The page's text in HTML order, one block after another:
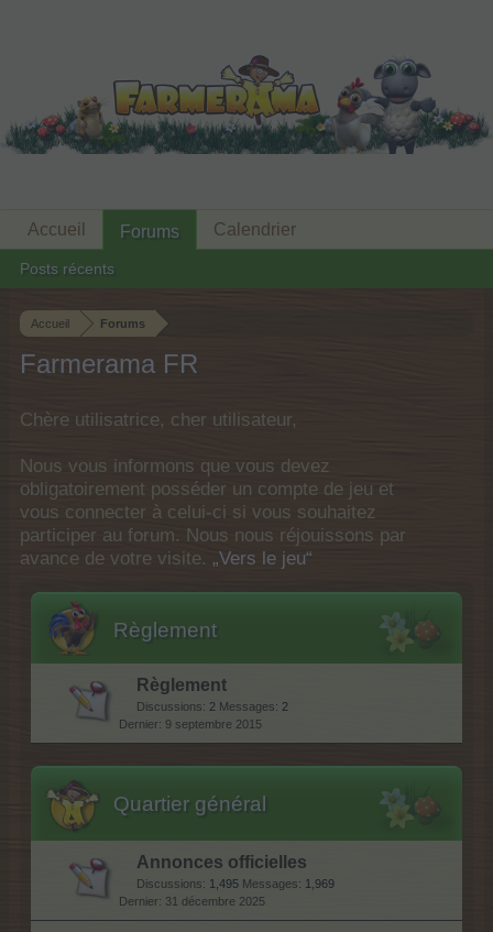
Accueil Forums
Farmerama FR
Chère utilisatrice, cher utilisateur,
Nous vous informons que vous devez
obligatoirement posséder un compte de jeu et
vous connecter à celui-ci si vous souhaitez
participer au forum. Nous nous réjouissons par
avance de votre visite. „Vers le jeu“
Règlement
Règlement
Discussions: 2 Messages: 2
9 septembre 2015
Quartier général
Annonces officielles
Discussions: 1,495 Messages: 1,969
31 décembre 2025
Accueil Forums
Posts récents
Calendrier